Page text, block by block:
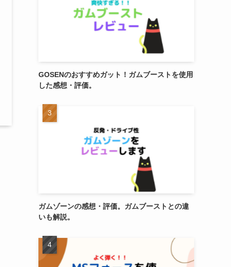
GOSENのおすすめガット！ガムブーストを使用
した感想・評価。
ガムゾーンの感想・評価。ガムブーストとの違
いも解説。